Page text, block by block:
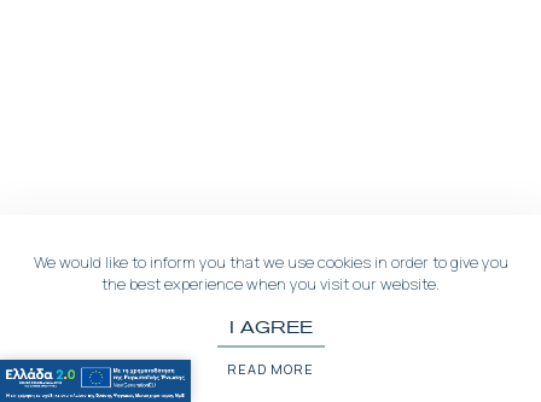
We would like to inform you that we use cookies in order to give you
the best experience when you visit our website.
I AGREE
READ MORE